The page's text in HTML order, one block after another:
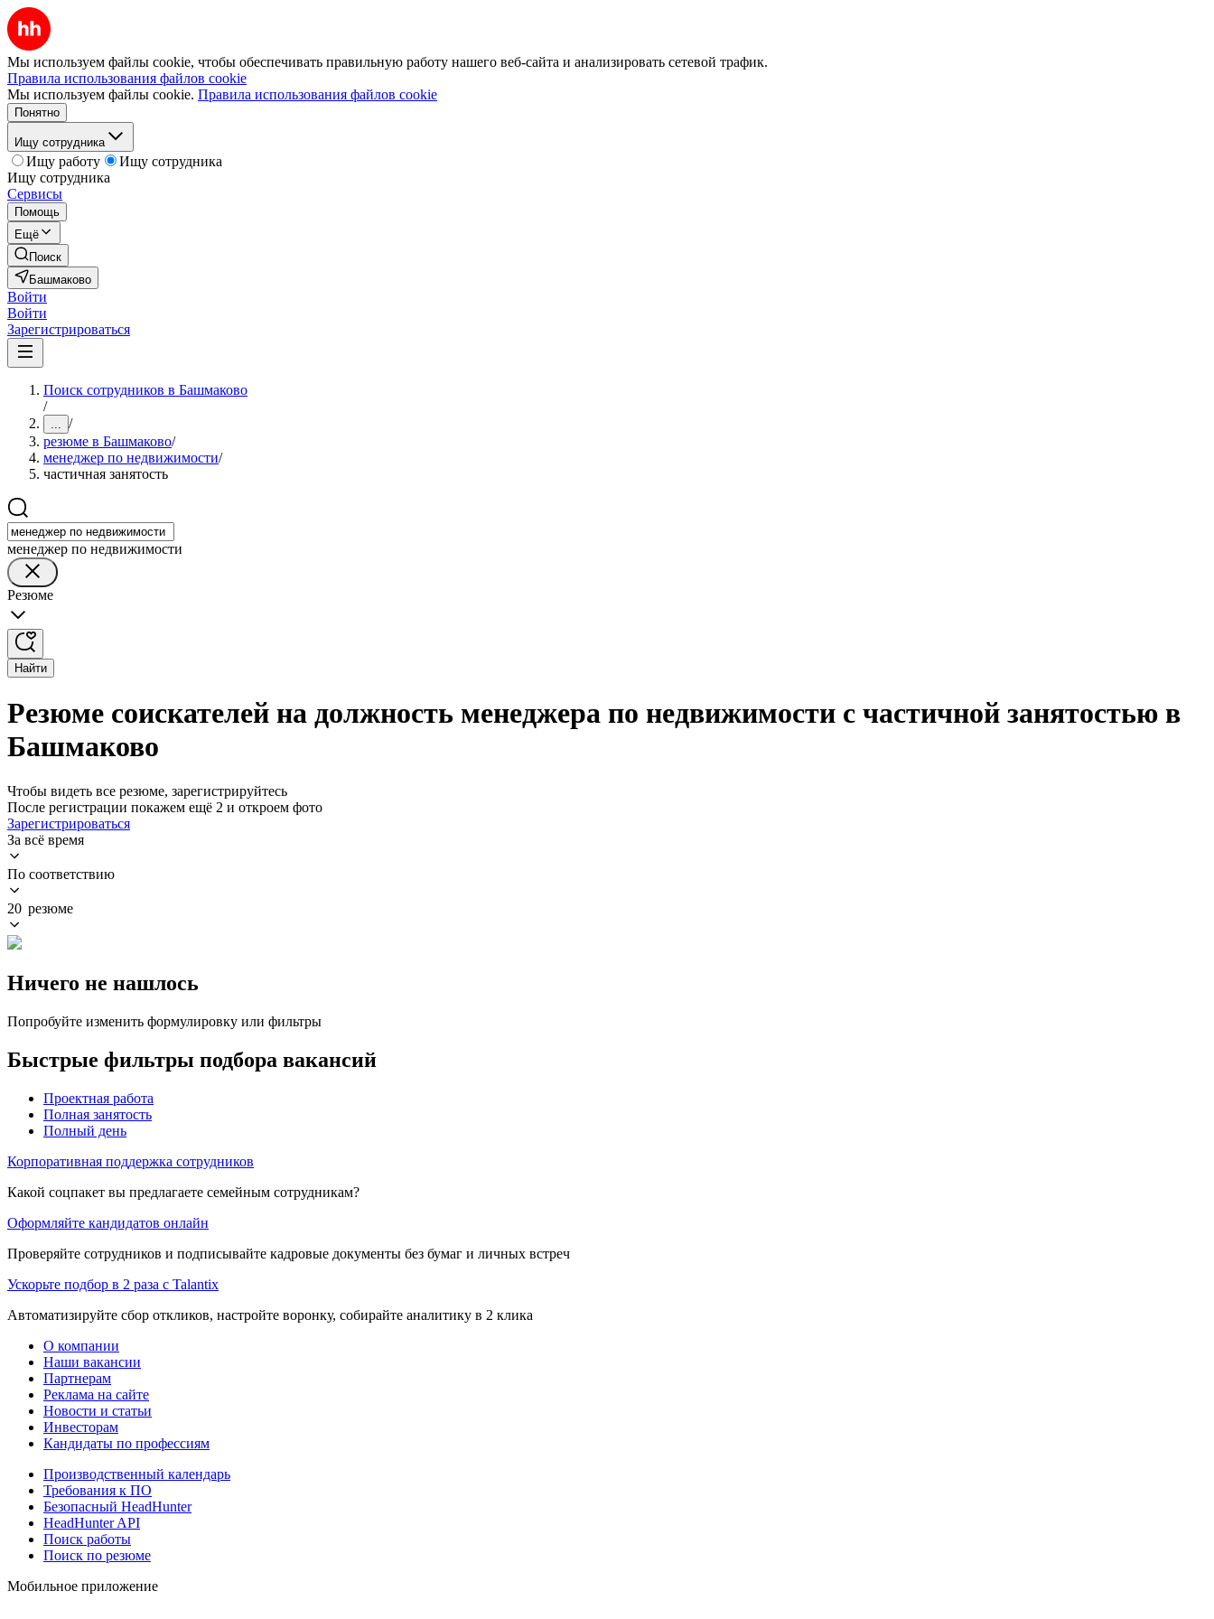
Мы используем файлы cookie, чтобы обеспечивать правильную работу нашего веб-сайта и анализировать сетевой трафик.
Правила использования файлов cookie
Мы используем файлы cookie. Правила использования файлов cookie
Понятно
Ищу сотрудника
Ищу работу
Ищу сотрудника
Ищу сотрудника
Сервисы
Помощь
Ещё
Поиск
Башмаково
Войти
Войти
Зарегистрироваться
Поиск сотрудников в Башмаково
/
... /
резюме в Башмаково/
менеджер по недвижимости/
частичная занятость
менеджер по недвижимости
Резюме
Найти
Резюме соискателей на должность менеджера по недвижимости с частичной занятостью в
Башмаково
Чтобы видеть все резюме, зарегистрируйтесь
После регистрации покажем ещё 2 и откроем фото
Зарегистрироваться
За всё время
По соответствию
20 резюме
Ничего не нашлось
Попробуйте изменить формулировку или фильтры
Быстрые фильтры подбора вакансий
Проектная работа
Полная занятость
Полный день
Корпоративная поддержка сотрудников
Какой соцпакет вы предлагаете семейным сотрудникам?
Оформляйте кандидатов онлайн
Проверяйте сотрудников и подписывайте кадровые документы без бумаг и личных встреч
Ускорьте подбор в 2 раза с Talantix
Автоматизируйте сбор откликов, настройте воронку, собирайте аналитику в 2 клика
О компании
Наши вакансии
Партнерам
Реклама на сайте
Новости и статьи
Инвесторам
Кандидаты по профессиям
Производственный календарь
Требования к ПО
Безопасный HeadHunter
HeadHunter API
Поиск работы
Поиск по резюме
Мобильное приложение